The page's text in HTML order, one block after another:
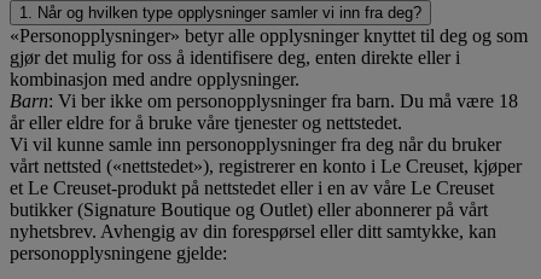
1. Når og hvilken type opplysninger samler vi inn fra deg?
«Personopplysninger» betyr alle opplysninger knyttet til deg og som
gjør det mulig for oss å identifisere deg, enten direkte eller i
kombinasjon med andre opplysninger.
Barn: Vi ber ikke om personopplysninger fra barn. Du må være 18
år eller eldre for å bruke våre tjenester og nettstedet.
Vi vil kunne samle inn personopplysninger fra deg når du bruker
vårt nettsted («nettstedet»), registrerer en konto i Le Creuset, kjøper
et Le Creuset-produkt på nettstedet eller i en av våre Le Creuset
butikker (Signature Boutique og Outlet) eller abonnerer på vårt
nyhetsbrev. Avhengig av din forespørsel eller ditt samtykke, kan
personopplysningene gjelde: